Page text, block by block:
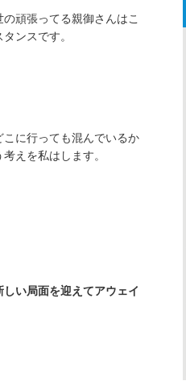
頑張ってる親御さんはこ
ンスです。
に行っても混んでいるか
えを私はします。
い局面を迎えてアウェイ